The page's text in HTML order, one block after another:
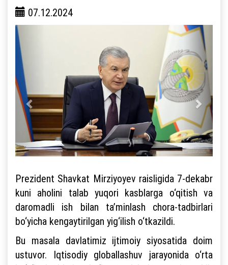
07.12.2024
Prezident Shavkat Mirziyoyev raisligida 7-dekabr
kuni aholini talab yuqori kasblarga o‘qitish va
daromadli ish bilan ta’minlash chora-tadbirlari
bo‘yicha kengaytirilgan yig‘ilish o‘tkazildi.
Bu masala davlatimiz ijtimoiy siyosatida doim
ustuvor. Iqtisodiy globallashuv jarayonida o‘rta